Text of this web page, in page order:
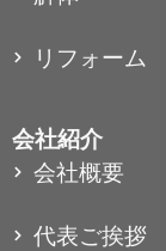
リフォーム
会社紹介
会社概要
代表ご挨拶